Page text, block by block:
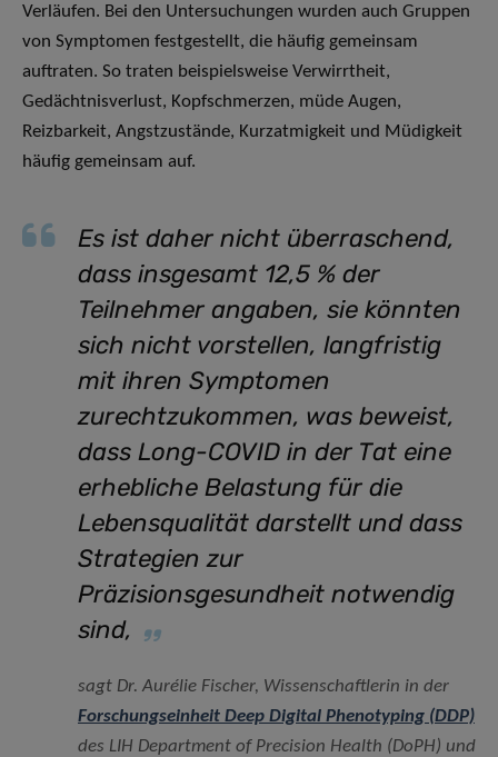
Verläufen. Bei den Untersuchungen wurden auch Gruppen
von Symptomen festgestellt, die häufig gemeinsam
auftraten. So traten beispielsweise Verwirrtheit,
Gedächtnisverlust, Kopfschmerzen, müde Augen,
Reizbarkeit, Angstzustände, Kurzatmigkeit und Müdigkeit
häufig gemeinsam auf.
Es ist daher nicht überraschend,
dass insgesamt 12,5 % der
Teilnehmer angaben, sie könnten
sich nicht vorstellen, langfristig
mit ihren Symptomen
zurechtzukommen, was beweist,
dass Long-COVID in der Tat eine
erhebliche Belastung für die
Lebensqualität darstellt und dass
Strategien zur
Präzisionsgesundheit notwendig
sind,
sagt Dr. Aurélie Fischer, Wissenschaftlerin in der
Forschungseinheit Deep Digital Phenotyping (DDP)
des LIH Department of Precision Health (DoPH) und